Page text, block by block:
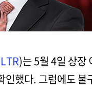
)는 5월 4일 상장
인했다. 그럼에도